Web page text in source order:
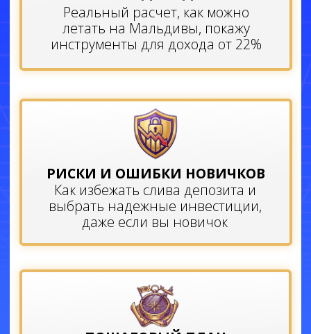
С чего начать собирать капитал
уже сегодня, с минимальных сумм
Я раньше тожекопила на отпуск ежегодно,
иногда даже пару лет, а потом тратила всё
за одну неделю до последней копейки.
В какой-то момент я поняла — надо всё
инвестиционный портфель ,
который теперь оплачивает мой отпуск
каждый год. Без кредитов и
инвестиций при этом сохраняется